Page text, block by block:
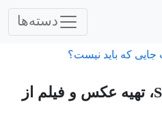
دسته‌ها
که باید نیست؟
دانلود نرم افزار Snagit، تهیه عکس و فیلم از